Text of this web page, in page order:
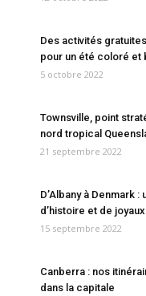
Des activités
pour un été coloré et
5 octobre 2022
Townsville, point
nord tropical
21 septembre 2022
D’Albany à Denmark :
d’histoire et de
15 septembre 2022
Canberra : nos
dans la capitale